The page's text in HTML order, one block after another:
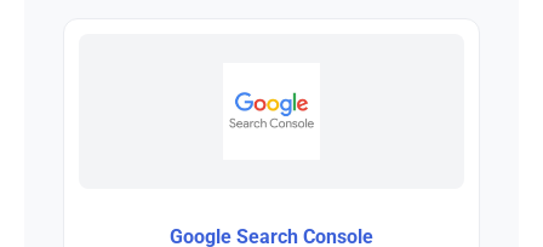
Google Search Console